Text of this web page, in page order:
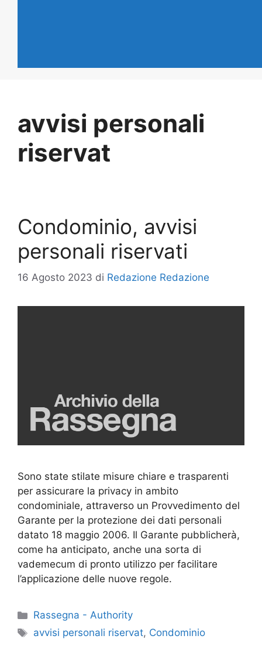
avvisi personali
riservat
Condominio, avvisi
personali riservati
16 Agosto 2023 di Redazione Redazione
Sono state stilate misure chiare e trasparenti
per assicurare la privacy in ambito
condominiale, attraverso un Provvedimento del
Garante per la protezione dei dati personali
datato 18 maggio 2006. Il Garante pubblicherà,
come ha anticipato, anche una sorta di
vademecum di pronto utilizzo per facilitare
l’applicazione delle nuove regole.
Categorie
Rassegna - Authority
Tag
avvisi personali riservat, Condominio